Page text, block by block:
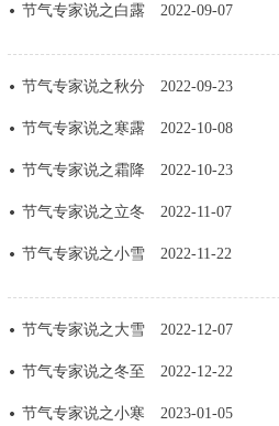
参与调查 在线访谈
北京概况 十六区概览
多语种
ENGLISH
节气专家说之白露 2022-09-07
节气专家说之秋分 2022-09-23
节气专家说之寒露 2022-10-08
节气专家说之霜降 2022-10-23
节气专家说之立冬 2022-11-07
节气专家说之小雪 2022-11-22
节气专家说之大雪 2022-12-07
节气专家说之冬至 2022-12-22
节气专家说之小寒 2023-01-05